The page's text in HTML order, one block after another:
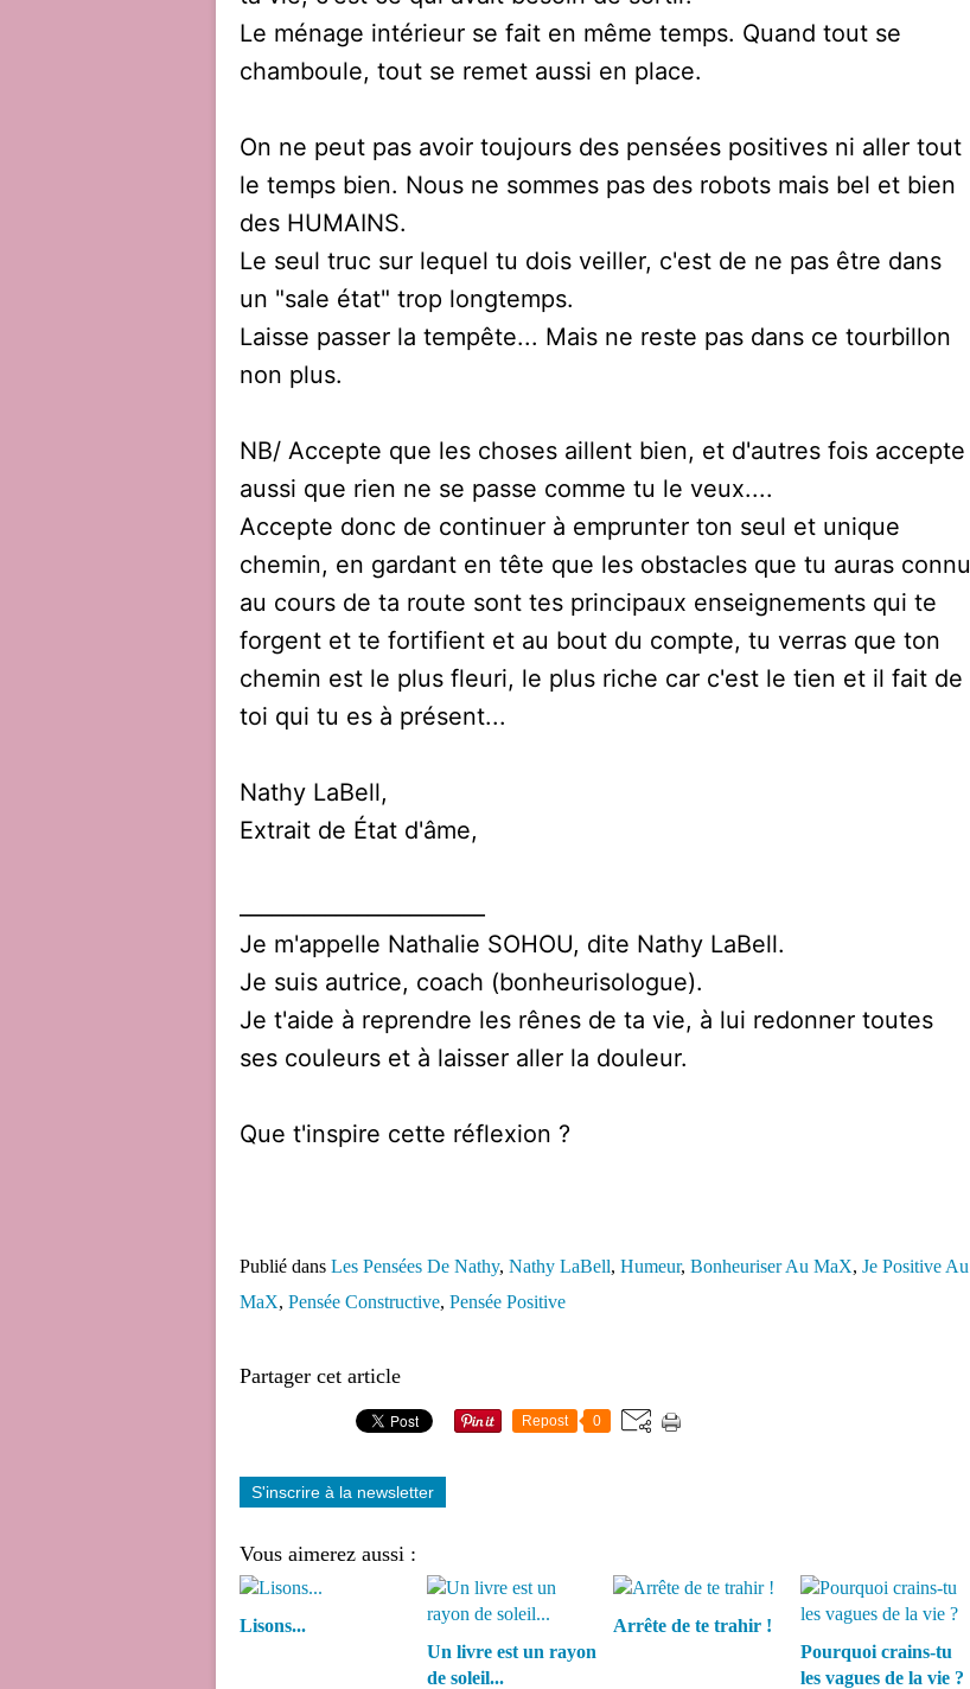
Le ménage intérieur se fait en même temps. Quand tout se
chamboule, tout se remet aussi en place.
On ne peut pas avoir toujours des pensées positives ni aller tout
le temps bien. Nous ne sommes pas des robots mais bel et bien
des HUMAINS.
Le seul truc sur lequel tu dois veiller, c'est de ne pas être dans
un "sale état" trop longtemps.
Laisse passer la tempête... Mais ne reste pas dans ce tourbillon
non plus.
NB/ Accepte que les choses aillent bien, et d'autres fois accepte
aussi que rien ne se passe comme tu le veux....
Accepte donc de continuer à emprunter ton seul et unique
chemin, en gardant en tête que les obstacles que tu auras connu
au cours de ta route sont tes principaux enseignements qui te
forgent et te fortifient et au bout du compte, tu verras que ton
chemin est le plus fleuri, le plus riche car c'est le tien et il fait de
toi qui tu es à présent...
Nathy LaBell,
Extrait de État d'âme,
Je m'appelle Nathalie SOHOU, dite Nathy LaBell.
Je suis autrice, coach (bonheurisologue).
Je t'aide à reprendre les rênes de ta vie, à lui redonner toutes
ses couleurs et à laisser aller la douleur.
Que t'inspire cette réflexion ?
Publié dans Les Pensées De Nathy, Nathy LaBell, Humeur, Bonheuriser Au MaX, Je Positive Au
MaX, Pensée Constructive, Pensée Positive
Partager cet article
Repost 0
S'inscrire à la newsletter
Vous aimerez aussi :
Lisons...
Un livre est un rayon
de soleil...
Arrête de te trahir !
Pourquoi crains-tu
les vagues de la vie ?